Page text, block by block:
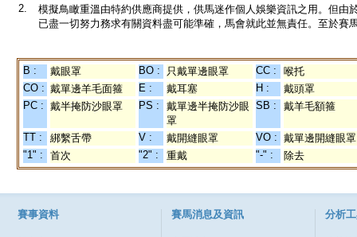
2.
模擬鳥瞰重溫由特約供應商提供，供馬迷作個人娛樂資訊之用。但
已盡一切努力務求有關資料盡可能準確，馬會就此並無責任。至於賽
B : 戴眼罩 BO : 只戴單邊眼罩 CC :
喉托
CO : 戴單邊羊毛面箍 E : 戴耳塞 H :
戴頭罩
PC : 戴半掩防沙眼罩 PS :
戴單邊半掩防沙眼
罩
SB : 戴羊毛額箍
TT : 綁繫舌帶 V : 戴開縫眼罩 VO : 戴單邊開縫眼罩
"1" :
首次 "2" : 重戴 "-" : 除去
賽事資料 賽馬消息及資訊 分析